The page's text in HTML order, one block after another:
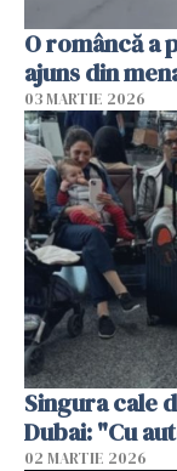
O româncă a
ajuns din
03 MARTIE 2026
Singura cale
Dubai: "Cu
02 MARTIE 2026